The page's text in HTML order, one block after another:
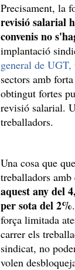
Precisament, la
revisió salarial
convenis no
implantació
general de UGT,
sectors amb
obtingut fortes
revisió salarial.
treballadors.
Una cosa que
treballadors
aquest any del
per sota del 2%
força limitada
carrer els
sindicat, no
volen